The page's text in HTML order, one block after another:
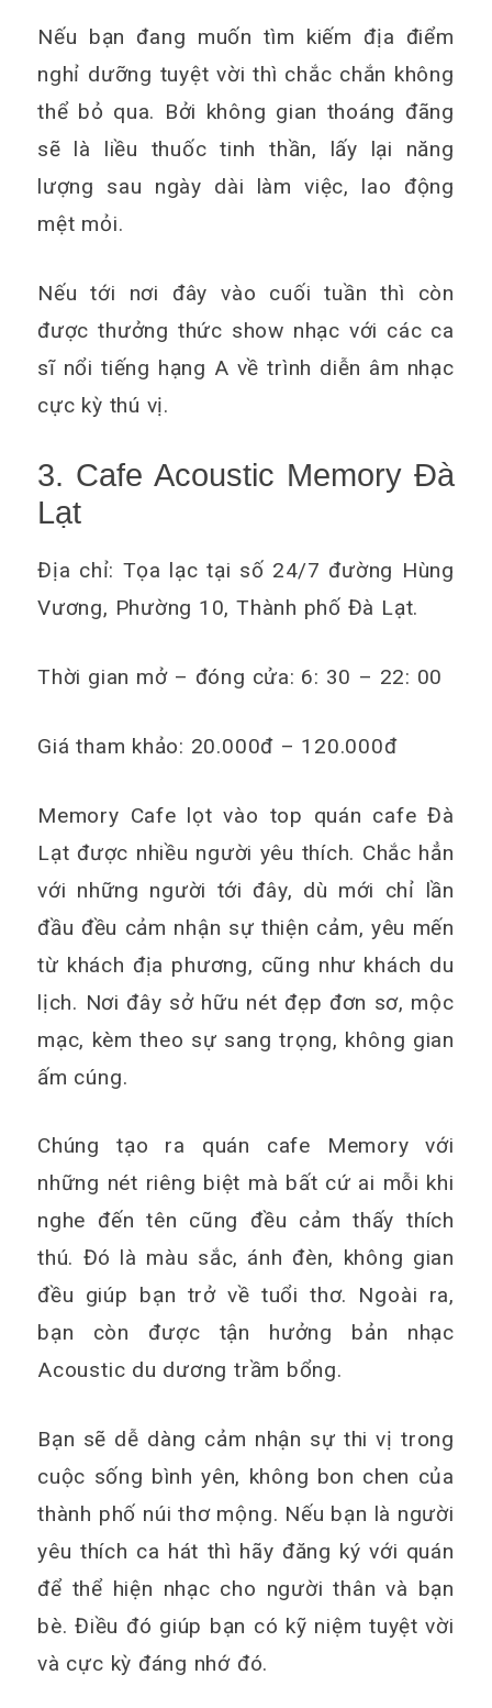
Nếu bạn đang muốn tìm kiếm địa điểm
nghỉ dưỡng tuyệt vời thì chắc chắn không
thể bỏ qua. Bởi không gian thoáng đãng
sẽ là liều thuốc tinh thần, lấy lại năng
lượng sau ngày dài làm việc, lao động
mệt mỏi.
Nếu tới nơi đây vào cuối tuần thì còn
được thưởng thức show nhạc với các ca
sĩ nổi tiếng hạng A về trình diễn âm nhạc
cực kỳ thú vị.
3. Cafe Acoustic Memory Đà
Lạt
Địa chỉ: Tọa lạc tại số 24/7 đường Hùng
Vương, Phường 10, Thành phố Đà Lạt.
Thời gian mở – đóng cửa: 6: 30 – 22: 00
Giá tham khảo: 20.000đ – 120.000đ
Memory Cafe lọt vào top quán cafe Đà
Lạt được nhiều người yêu thích. Chắc hẳn
với những người tới đây, dù mới chỉ lần
đầu đều cảm nhận sự thiện cảm, yêu mến
từ khách địa phương, cũng như khách du
lịch. Nơi đây sở hữu nét đẹp đơn sơ, mộc
mạc, kèm theo sự sang trọng, không gian
ấm cúng.
Chúng tạo ra quán cafe Memory với
những nét riêng biệt mà bất cứ ai mỗi khi
nghe đến tên cũng đều cảm thấy thích
thú. Đó là màu sắc, ánh đèn, không gian
đều giúp bạn trở về tuổi thơ. Ngoài ra,
bạn còn được tận hưởng bản nhạc
Acoustic du dương trầm bổng.
Bạn sẽ dễ dàng cảm nhận sự thi vị trong
cuộc sống bình yên, không bon chen của
thành phố núi thơ mộng. Nếu bạn là người
yêu thích ca hát thì hãy đăng ký với quán
để thể hiện nhạc cho người thân và bạn
bè. Điều đó giúp bạn có kỹ niệm tuyệt vời
và cực kỳ đáng nhớ đó.